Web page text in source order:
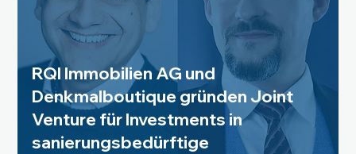
RQI Immobilien AG und
Denkmalboutique gründen Joint
Venture für Investments in
sanierungsbedürftige